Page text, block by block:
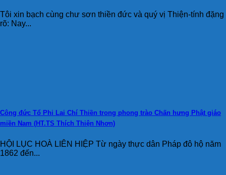
Tôi xin bạch cùng chư sơn thiền đức và quý vị Thiện-tính đặng
rõ: Nay...
Công đức Tổ Phi Lai Chí Thiền trong phong trào Chấn hưng Phật giáo
miền Nam (HT.TS Thích Thiện Nhơn)
HỘI LỤC HOÀ LIÊN HIỆP Từ ngày thực dân Pháp đô hộ năm
1862 đến...